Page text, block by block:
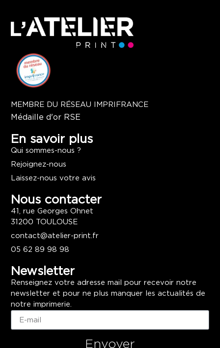
MEMBRE DU RÉSEAU IMPRIFRANCE
Médaille d'or RSE
En savoir plus
Qui sommes-nous ?
Rejoignez-nous
Laissez-nous votre avis
Nous contacter
41, rue Georges Ohnet
31200 TOULOUSE
contact@atelier-print.fr
05 62 89 98 98
Newsletter
Renseignez votre adresse mail pour recevoir notre
newsletter et pour ne plus manquer les actualités de
notre imprimerie.
Envoyer